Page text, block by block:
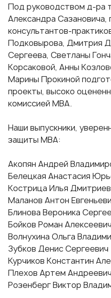
Под руководством д-ра
Александра
консультантов-
Подковырова, Дмитрия
Сергеева, Светланы
Корсаковой, Анны
Марины Прокиной
проекты, высоко
комиссией МВА.
Наши выпускники,
защиты МВА:
Акопян Андрей
Белецкая Анастасия
Кострица Илья
Маланов Антон
Блинова Вероника
Бойков Роман
Волнухина Ольга
Зубков Денис
Курчиков Константин
Плехов Артем
Розенберг